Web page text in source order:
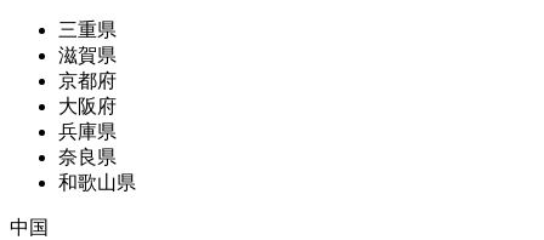
三重県
滋賀県
京都府
大阪府
兵庫県
奈良県
和歌山県
中国